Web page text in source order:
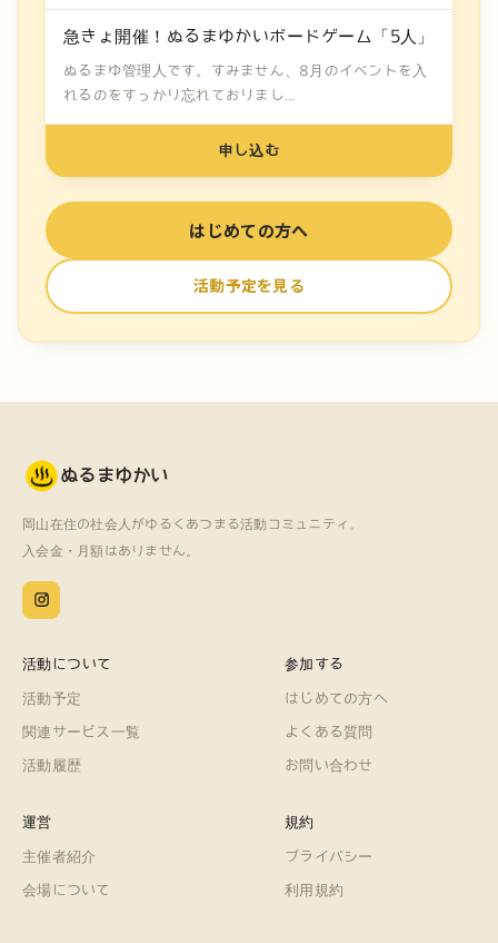
急きょ開催！ぬるまゆかいボードゲーム「5人」
ぬるまゆ管理人です。すみません、8月のイベントを入
れるのをすっかり忘れておりまし...
申し込む
はじめての方へ
活動予定を見る
ぬるまゆかい
岡山在住の社会人がゆるくあつまる活動コミュニティ。
入会金・月額はありません。
活動について
活動予定
関連サービス一覧
活動履歴
参加する
はじめての方へ
よくある質問
お問い合わせ
運営
主催者紹介
会場について
規約
プライバシー
利用規約